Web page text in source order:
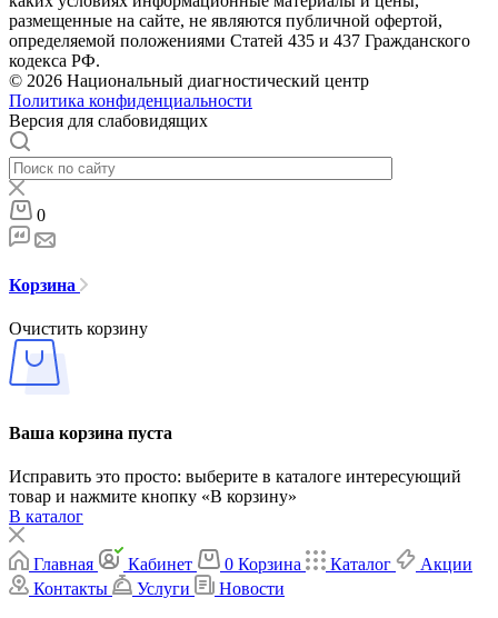
размещенные на сайте, не являются публичной офертой,
определяемой положениями Статей 435 и 437 Гражданского
кодекса РФ.
© 2026 Национальный диагностический центр
Политика конфиденциальности
Версия для слабовидящих
0
Корзина
Очистить корзину
Ваша корзина пуста
Исправить это просто: выберите в каталоге интересующий
товар и нажмите кнопку «В корзину»
В каталог
Главная Кабинет 0 Корзина Каталог
Акции
Контакты
Услуги Новости